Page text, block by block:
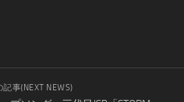
記事(NEXT NEWS)